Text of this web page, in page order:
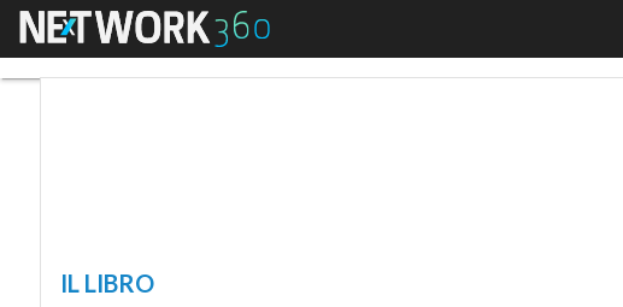
Menu “Le libertà economiche
IL LIBRO